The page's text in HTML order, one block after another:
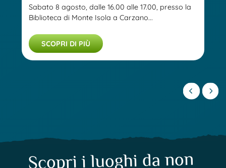
Sabato 8 agosto, dalle 16.00 alle 17.00, presso la
Biblioteca di Monte Isola a Carzano...
SCOPRI DI PIÙ
Scopri i luoghi da non